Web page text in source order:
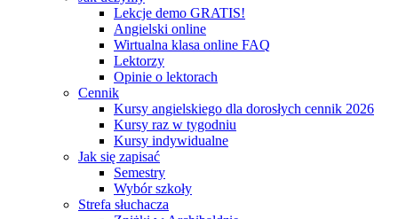
Lekcje demo GRATIS!
Angielski online
Wirtualna klasa online FAQ
Lektorzy
Opinie o lektorach
Cennik
Kursy angielskiego dla dorosłych cennik 2026
Kursy raz w tygodniu
Kursy indywidualne
Jak się zapisać
Semestry
Wybór szkoły
Strefa słuchacza